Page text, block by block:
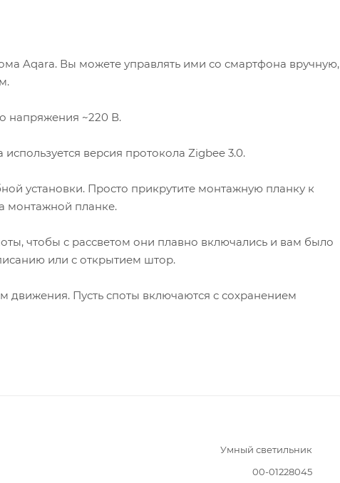
Aqara. Вы можете управлять ими со смартфона вручную,
напряжения ~220 В.
версия протокола Zigbee 3.0.
установки. Просто прикрутите монтажную планку к
монтажной планке.
чтобы с рассветом они плавно включались и вам было
или с открытием штор.
движения. Пусть споты включаются с сохранением
Умный светильник
00-01228045